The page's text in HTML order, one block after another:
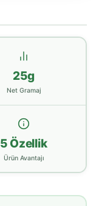
25g
Net Gramaj
5 Özellik
Ürün Avantajı